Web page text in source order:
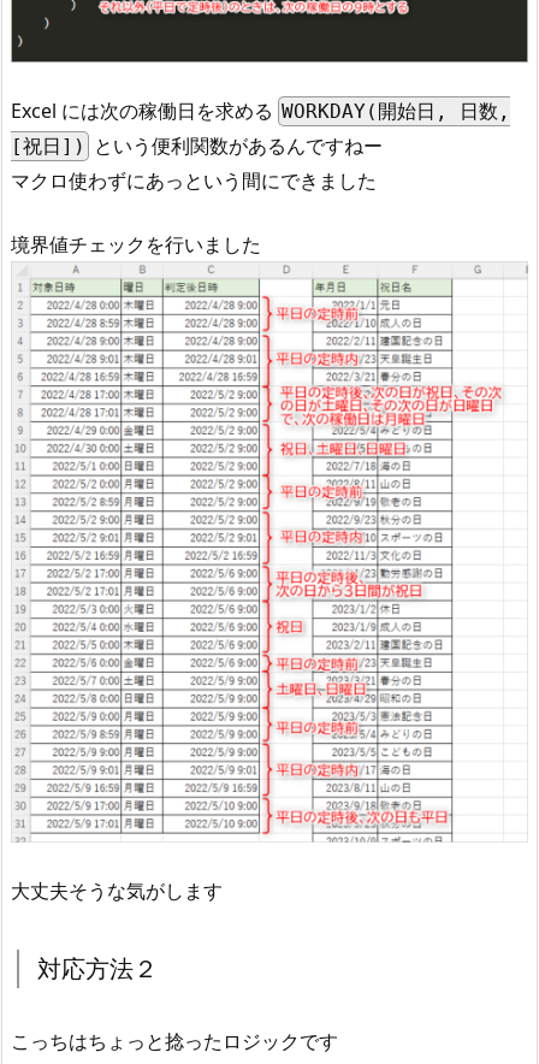
Excel には次の稼働日を求める WORKDAY(開始日, 日数,
[祝日])
という便利関数があるんですねー
マクロ使わずにあっという間にできました
境界値チェックを行いました
大丈夫そうな気がします
対応方法２
こっちはちょっと捻ったロジックです